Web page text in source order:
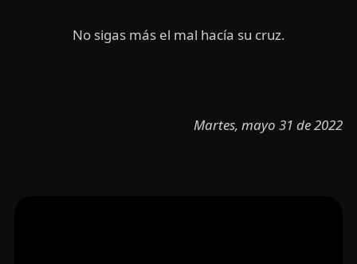
No sigas más el mal hacía su cruz.
Martes, mayo 31 de 2022